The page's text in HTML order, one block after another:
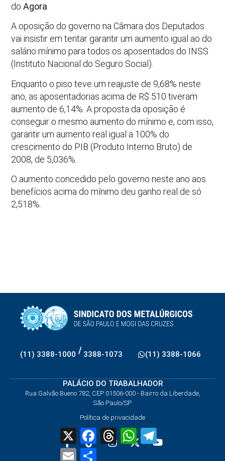
doAgora
A oposição do governo na Câmara dos Deputados
vai insistir em tentar garantir um aumento igual ao do
salário mínimo para todos os aposentados do INSS
(Instituto Nacional do Seguro Social).
Enquanto o piso teve um reajuste de 9,68% neste
ano, as aposentadorias acima de R$ 510 tiveram
aumento de 6,14%. A proposta da oposição é
conseguir o mesmo aumento do mínimo e, com isso,
garantir um aumento real igual a 100% do
crescimento do PIB (Produto Interno Bruto) de
2008, de 5,036%.
O aumento concedido pelo governo neste ano aos
benefícios acima do mínimo deu ganho real de só
2,518%.
(11) 3388-1000 / 3388-1073 (11) 3388-1066
PALÁCIO DO TRABALHADOR
Rua Galvão Bueno 782, CEP 01506-000 - Bairro da Liberdade,
São Paulo/SP
Política de privacidade
X FacebookThreadsWhatsApp
Email